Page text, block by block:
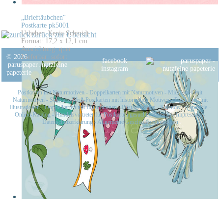
„Brieftäubchen“
Postkarte pk5001
Urheber: Xenia Schmidt
Format: 17,2 x 12,1 cm
Ausrichtung: quer
Lieferbar: sofort
zurück zur Übersicht
© 2026
paruspaper. nutzfeine
papeterie
facebook
instagram
Postkarten mit Naturmotiven - Doppelkarten mit Naturmotiven - Midikarten mit
Naturmotiven - Schwarz-Weiß-Postkarten mit historischen Motiven-Postkarten mit
Illustrationen-Doppelkarten mit Illustrationen-Postkartensets-Kalender-Papeterie -
Online-Katalog -Handelsvertreter für Postkarten gesucht-Kontakt-Impressum-
Datenschutzerklärung- Allgemeine Geschäftsbedingungen